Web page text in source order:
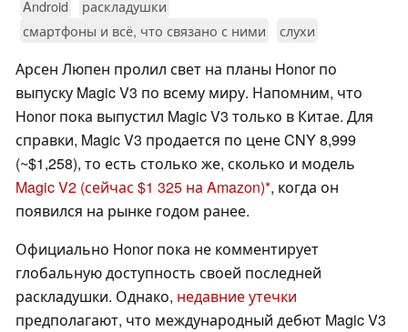
Android
раскладушки
смартфоны и всё, что связано с ними
слухи
Арсен Люпен пролил свет на планы Honor по
выпуску Magic V3 по всему миру. Напомним, что
Honor пока выпустил Magic V3 только в Китае. Для
справки, Magic V3 продается по цене CNY 8,999
(~$1,258), то есть столько же, сколько и модель
Magic V2 (сейчас $1 325 на Amazon) , когда он
появился на рынке годом ранее.
Официально Honor пока не комментирует
глобальную доступность своей последней
раскладушки. Однако, недавние утечки
предполагают, что международный дебют Magic V3